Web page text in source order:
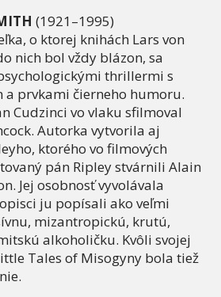
(1921–1995)
o ktorej knihách Lars von
nich bol vždy blázon, sa
thrillermi s
a prvkami čierneho humoru.
Cudzinci vo vlaku sfilmoval
Autorka vytvorila aj
ktorého vo filmových
pán Ripley stvárnili Alain
Jej osobnosť vyvolávala
ju popísali ako veľmi
mizantropickú, krutú,
alkoholičku. Kvôli svojej
Tales of Misogyny bola tiež